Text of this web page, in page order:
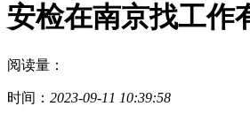
安检在南京找工作
阅读量：
时间： 2023-09-11 10:39:58